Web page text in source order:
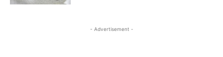
- Advertisement -